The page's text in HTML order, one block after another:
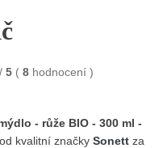
/ 5 ( 8 hodnocení )
- růže BIO - 300 ml -
od kvalitní značky Sonettza